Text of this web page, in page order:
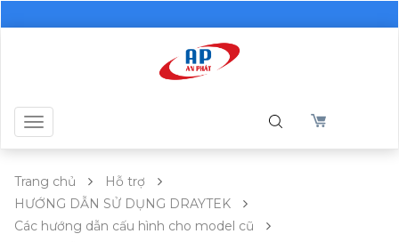
Toggle
navigation
Trang chủ
Hỗ trợ
HƯỚNG DẪN SỬ DỤNG DRAYTEK
Các hướng dẫn cấu hình cho model cũ